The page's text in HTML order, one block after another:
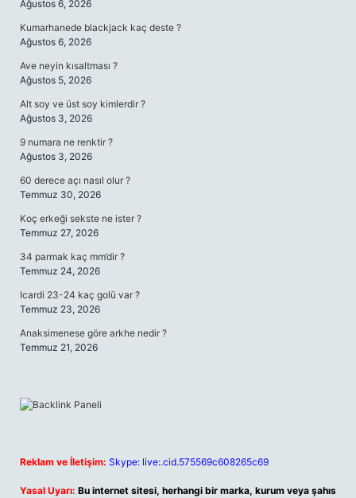
Ağustos 6, 2026
Kumarhanede blackjack kaç deste ?
Ağustos 6, 2026
Ave neyin kısaltması ?
Ağustos 5, 2026
Alt soy ve üst soy kimlerdir ?
Ağustos 3, 2026
9 numara ne renktir ?
Ağustos 3, 2026
60 derece açı nasıl olur ?
Temmuz 30, 2026
Koç erkeği sekste ne ister ?
Temmuz 27, 2026
34 parmak kaç mm’dir ?
Temmuz 24, 2026
Icardi 23-24 kaç golü var ?
Temmuz 23, 2026
Anaksimenese göre arkhe nedir ?
Temmuz 21, 2026
Reklam ve İletişim: Skype: live:.cid.575569c608265c69
Yasal Uyarı: Bu internet sitesi, herhangi bir marka, kurum veya şahıs